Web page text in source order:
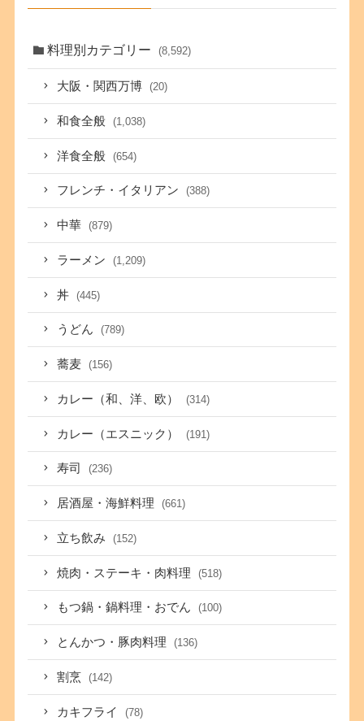
料理別カテゴリー (8,592)
大阪・関西万博 (20)
和食全般 (1,038)
洋食全般 (654)
フレンチ・イタリアン (388)
中華 (879)
ラーメン (1,209)
丼 (445)
うどん (789)
蕎麦 (156)
カレー（和、洋、欧） (314)
カレー（エスニック） (191)
寿司 (236)
居酒屋・海鮮料理 (661)
立ち飲み (152)
焼肉・ステーキ・肉料理 (518)
もつ鍋・鍋料理・おでん (100)
とんかつ・豚肉料理 (136)
割烹 (142)
カキフライ (78)